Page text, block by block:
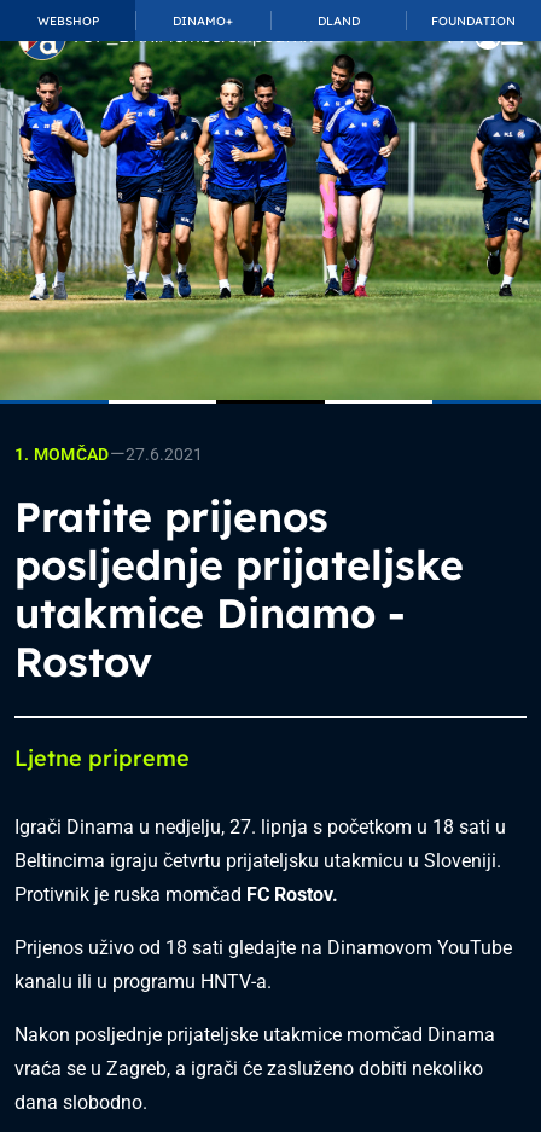
WEBSHOP DINAMO+ DLAND FOUNDATION
TOP_BAR.MembershipSuffix
1. MOMČAD—27.6.2021
Pratite prijenos
posljednje prijateljske
utakmice Dinamo -
Rostov
Ljetne pripreme
Igrači Dinama u nedjelju, 27. lipnja s početkom u 18 sati u
Beltincima igraju četvrtu prijateljsku utakmicu u Sloveniji.
Protivnik je ruska momčad FC Rostov.
Prijenos uživo od 18 sati gledajte na Dinamovom YouTube
kanalu ili u programu HNTV-a.
Nakon posljednje prijateljske utakmice momčad Dinama
vraća se u Zagreb, a igrači će zasluženo dobiti nekoliko
dana slobodno.